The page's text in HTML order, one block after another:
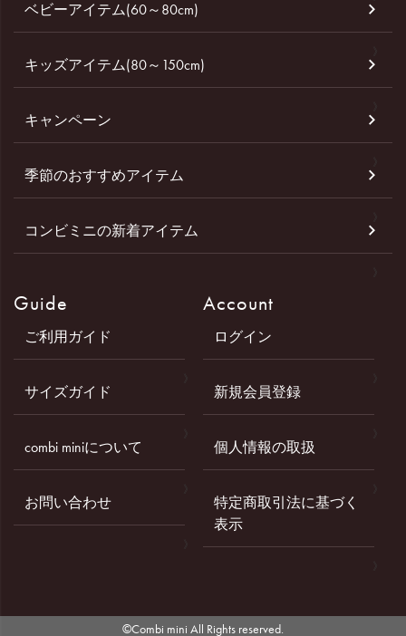
ベビーアイテム(60～80cm)
キッズアイテム(80～150cm)
キャンペーン
季節のおすすめアイテム
コンビミニの新着アイテム
Guide
ご利用ガイド
サイズガイド
combi miniについて
お問い合わせ
Account
ログイン
新規会員登録
個人情報の取扱
特定商取引法に基づく
表示
©Combi mini All Rights reserved.